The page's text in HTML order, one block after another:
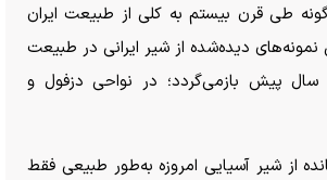
طی قرن بیستم به کلی از طبیعت ایران
دیده‌شده از شیر ایرانی در طبیعت
کشور به حدود ۸۰ سال پیش بازمی‌گردد؛ در نواحی دزفول و
از شیر آسیایی امروزه به‌طور طبیعی فقط